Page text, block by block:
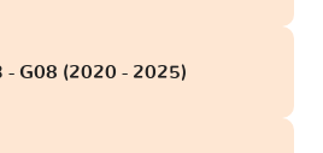
- G08 (2020 - 2025)